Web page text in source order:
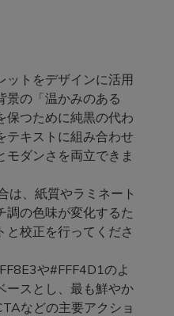
ットをデザインに活用
景の「温かみのある
保つために純黒の代わ
テキストに組み合わせ
モダンさを両立できま
、紙質やラミネート
調の色味が変化するた
と校正を行ってくださ
や#FFF4D1のよ
ースとし、最も鮮やか
などの主要アクショ